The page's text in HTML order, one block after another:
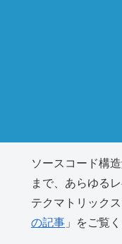
ソースコード構
まで、あらゆる
テクマトリック
の記事 」をご覧